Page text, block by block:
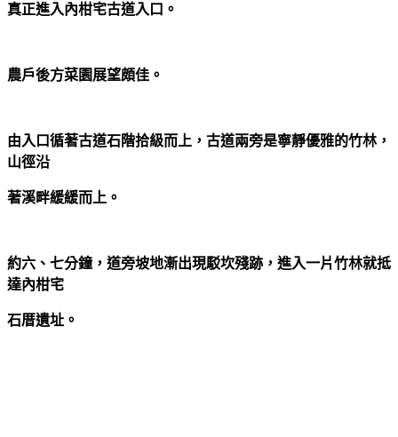
真正進入內柑宅古道入口。
農戶後方菜園展望頗佳。
由入口循著古道石階拾級而上，古道兩旁是寧靜優雅的竹林，
山徑沿
著溪畔緩緩而上。
約六、七分鐘，道旁坡地漸出現駁坎殘跡，進入一片竹林就抵
達內柑宅
石厝遺址。